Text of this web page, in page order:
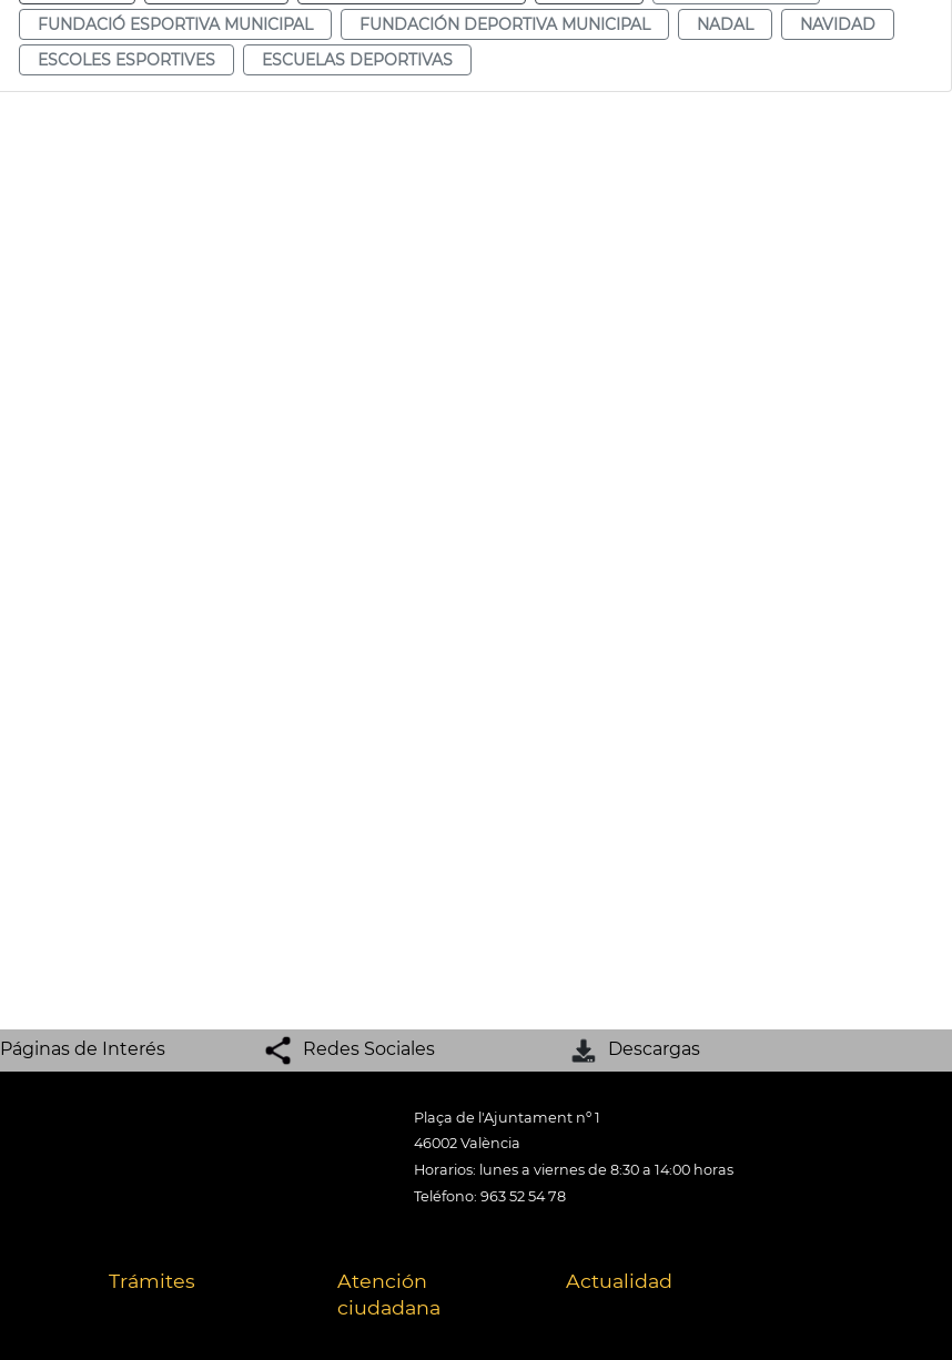
FUNDACIÓ ESPORTIVA MUNICIPAL
FUNDACIÓN DEPORTIVA MUNICIPAL NADAL
NAVIDAD
ESCOLES ESPORTIVES
ESCUELAS DEPORTIVAS
Páginas de Interés Redes Sociales Descargas
Plaça de l'Ajuntament nº 1
46002 València
Horarios: lunes a viernes de 8:30 a 14:00 horas
Teléfono: 963 52 54 78
Trámites
Atención
ciudadana
Actualidad